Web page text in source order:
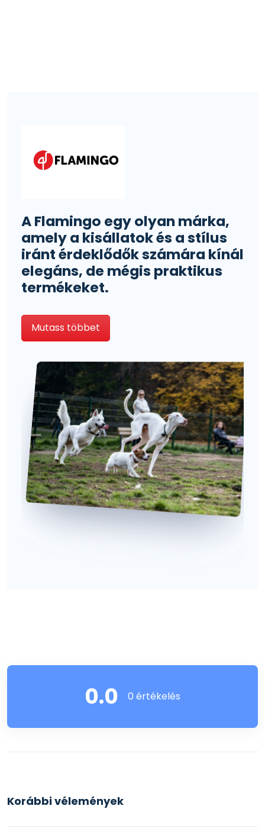
A Flamingo egy olyan márka,
amely a kisállatok és a stílus
iránt érdeklődők számára kínál
elegáns, de mégis praktikus
termékeket.
Mutass többet
0.0 0 értékelés
Korábbi vélemények